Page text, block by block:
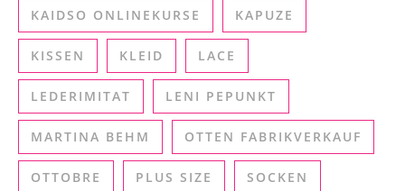
KAIDSO ONLINEKURSE KAPUZE
KISSEN KLEID LACE
LEDERIMITAT LENI PEPUNKT
MARTINA BEHM OTTEN FABRIKVERKAUF
OTTOBRE PLUS SIZE SOCKEN